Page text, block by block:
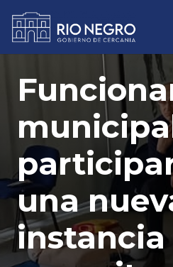
una
instancia